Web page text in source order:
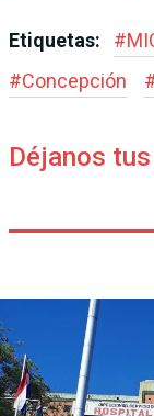
Etiquetas: #
#Concepción
Déjanos